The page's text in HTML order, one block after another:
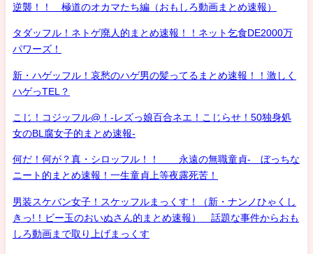
逆襲！！ 極道のオカマたち編（おもしろ動画まとめ速報）
タダッフル！ネトゲ廃人的まとめ速報！！ネット乞食DE2000万
パワーズ！
新・ハゲッフル！哀愁のハゲ男の髪ってるまとめ速報！！激しく
ハゲっTEL？
こじ！コジッフル@！-レズっ娘百合ネエ！こじらせ！50独身処
女のBL腐女子的まとめ速報-
何だ！何が？真・シロッフル！！ 永遠の無職童貞- ぼっちな
ニート的まとめ速報！一生童貞上等夜露死苦！
男装スケバン女子！スケッフルまっくす！（新・ナンノひゃくし
きっ!！ビー玉のおいぬさん的まとめ速報） 話題な事件からおも
しろ動画まで取り上げまっくす